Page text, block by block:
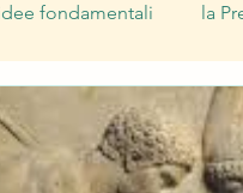
fondamentali la
tipi di corpo